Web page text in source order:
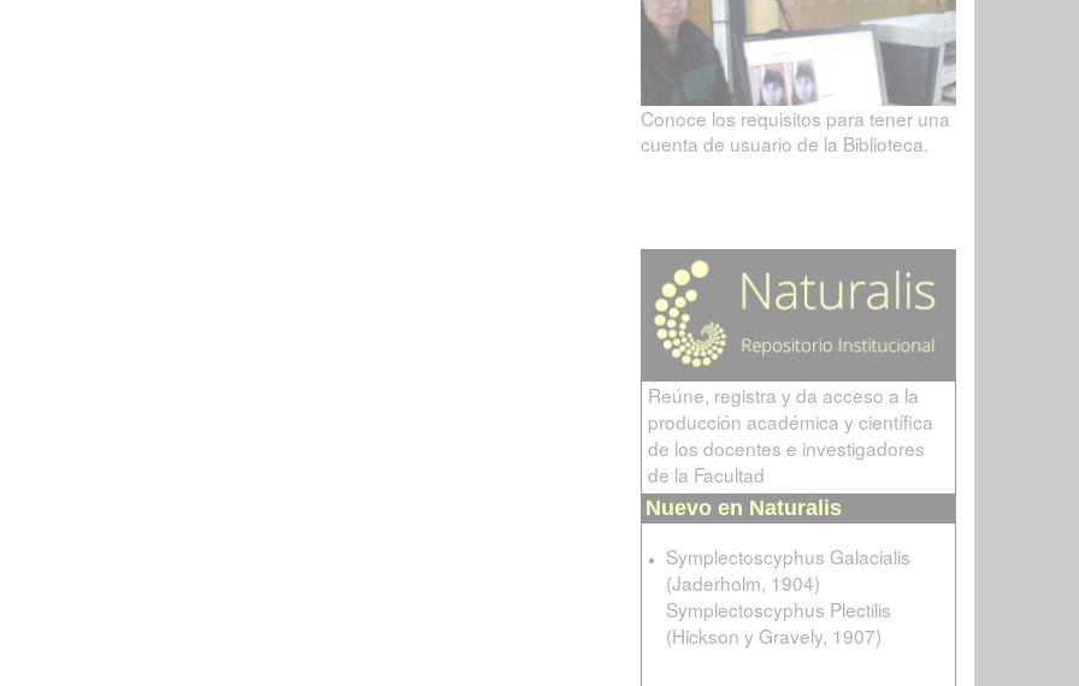
Conoce los requisitos para tener una
cuenta de usuario de la Biblioteca.
Reúne, registra y da acceso a la
producción académica y científica
de los docentes e investigadores
de la Facultad
Nuevo en Naturalis
Symplectoscyphus Galacialis
(Jaderholm, 1904)
Symplectoscyphus Plectilis
(Hickson y Gravely, 1907)